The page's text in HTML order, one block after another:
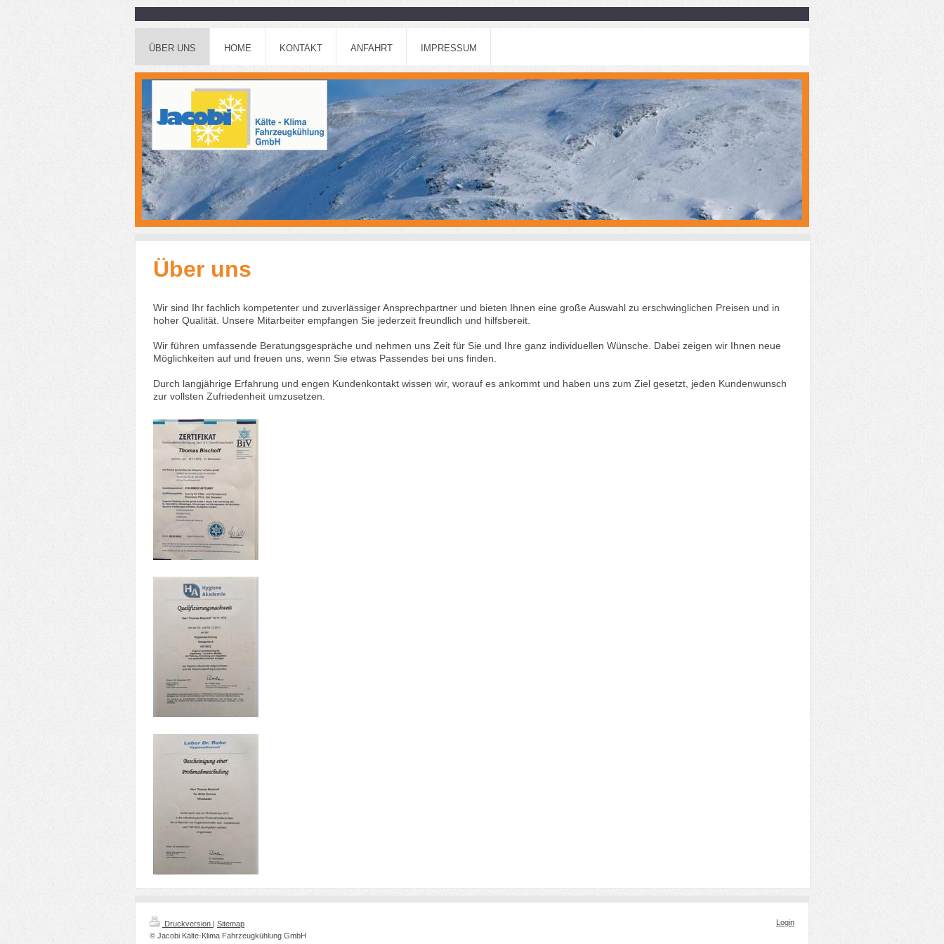
ÜBER UNS HOME KONTAKT ANFAHRT IMPRESSUM
Über uns
Wir sind Ihr fachlich kompetenter und zuverlässiger Ansprechpartner und bieten Ihnen eine große Auswahl zu erschwinglichen Preisen und in
hoher Qualität. Unsere Mitarbeiter empfangen Sie jederzeit freundlich und hilfsbereit.
Wir führen umfassende Beratungsgespräche und nehmen uns Zeit für Sie und Ihre ganz individuellen Wünsche. Dabei zeigen wir Ihnen neue
Möglichkeiten auf und freuen uns, wenn Sie etwas Passendes bei uns finden.
Durch langjährige Erfahrung und engen Kundenkontakt wissen wir, worauf es ankommt und haben uns zum Ziel gesetzt, jeden Kundenwunsch
zur vollsten Zufriedenheit umzusetzen.
Druckversion | Sitemap
© Jacobi Kälte-Klima Fahrzeugkühlung GmbH
Login